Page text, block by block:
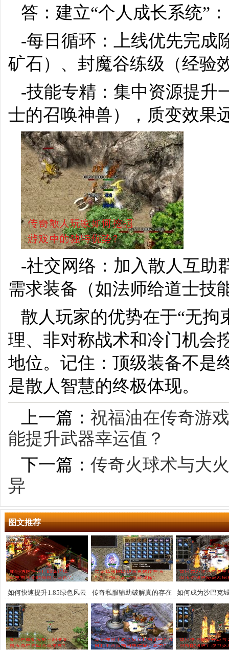
答：建立“个人成长系统”：
-每日循环：上线优先完成
矿石）、封魔谷练级（经验
-技能专精：集中资源提升
士的召唤神兽），质变效果
-社交网络：加入散人互助
需求装备（如法师给道士技
散人玩家的优势在于“无拘
理、非对称战术和冷门机会
地位。记住：顶级装备不是
是散人智慧的终极体现。
上一篇： 祝福油在传奇游
能提升武器幸运值？
下一篇： 传奇火球术与大
异
图文推荐
如何快速提升1.85绿色风云
复古传奇的等级与装备？
传奇私服辅助破解真的存在
吗？如何揭开游戏隐藏奥
秘？
如何成为沙巴克
传奇制胜秘诀